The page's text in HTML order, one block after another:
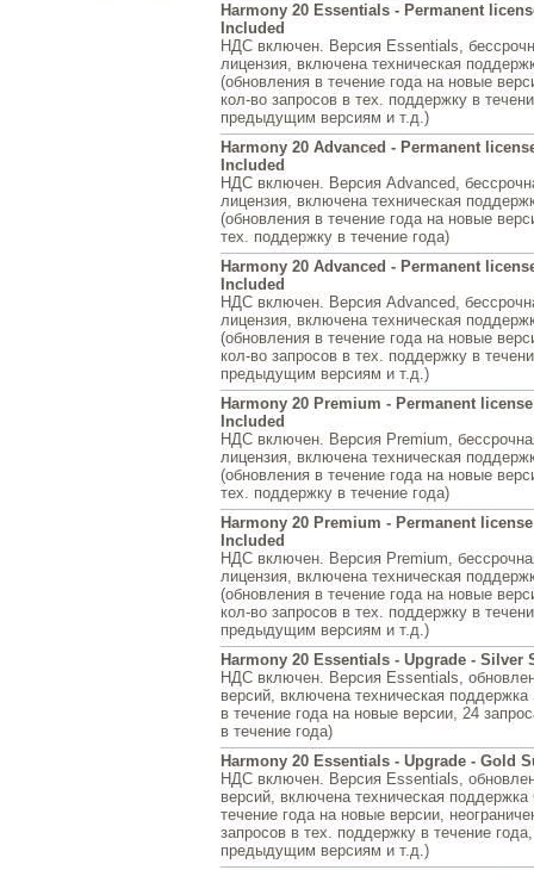
Harmony 20 Essentials - Permanent
Included
НДС включен. Версия Essentials,
лицензия, включена техническая
(обновления в течение года на новые
кол-во запросов в тех. поддержку в
предыдущим версиям и т.д.)
Harmony 20 Advanced - Permanent
Included
НДС включен. Версия Advanced,
лицензия, включена техническая
(обновления в течение года на новые
тех. поддержку в течение года)
Harmony 20 Advanced - Permanent
Included
НДС включен. Версия Advanced,
лицензия, включена техническая
(обновления в течение года на новые
кол-во запросов в тех. поддержку в
предыдущим версиям и т.д.)
Harmony 20 Premium - Permanent
Included
НДС включен. Версия Premium,
лицензия, включена техническая
(обновления в течение года на новые
тех. поддержку в течение года)
Harmony 20 Premium - Permanent
Included
НДС включен. Версия Premium,
лицензия, включена техническая
(обновления в течение года на новые
кол-во запросов в тех. поддержку в
предыдущим версиям и т.д.)
Harmony 20 Essentials - Upgrade - Silver
НДС включен. Версия Essentials,
версий, включена техническая
в течение года на новые версии, 24
в течение года)
Harmony 20 Essentials - Upgrade - Gold
НДС включен. Версия Essentials,
версий, включена техническая
течение года на новые версии,
запросов в тех. поддержку в течение
предыдущим версиям и т.д.)